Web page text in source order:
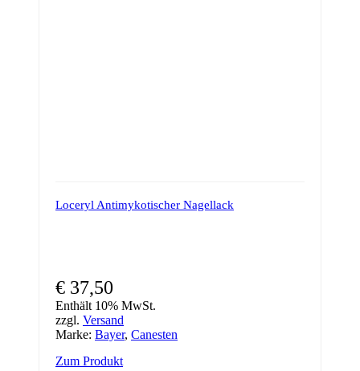
Loceryl Antimykotischer Nagellack
€ 37,50
Enthält 10% MwSt.
zzgl. Versand
Marke: Bayer, Canesten
Zum Produkt